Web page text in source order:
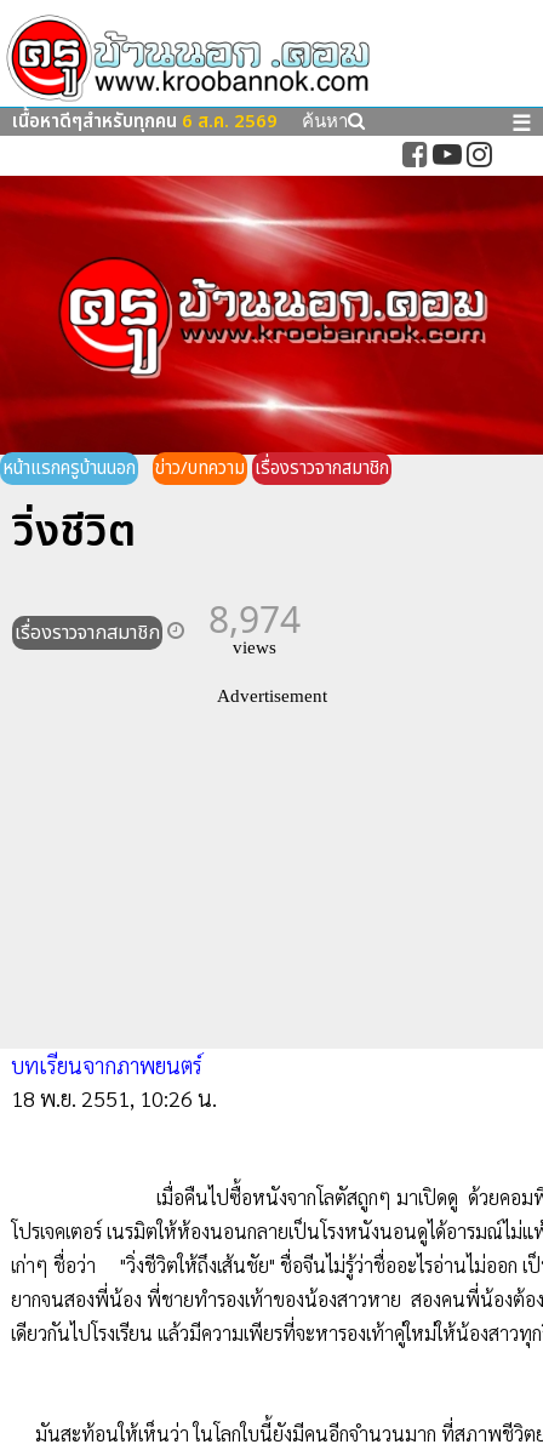
เนื้อหาดีๆสำหรับทุกคน 6 ส.ค. 2569 ค้นหา ☰
หน้าแรกครูบ้านนอก ข่าว/บทความ เรื่องราวจากสมาชิก
วิ่งชีวิต
เรื่องราวจากสมาชิก 8,974
views
Advertisement
บทเรียนจากภาพยนตร์
18 พ.ย. 2551, 10:26 น.
เมื่อคืนไปซื้อหนังจากโลตัสถูกๆ มาเปิดดู ด้วยคอมพิ
โปรเจคเตอร์ เนรมิตให้ห้องนอนกลายเป็นโรงหนังนอนดูได้อารมณ์ไม่แ
เก่าๆ ชื่อว่า "วิ่งชีวิตให้ถึงเส้นชัย" ชื่อจีนไม่รู้ว่าชื่ออะไรอ่านไม่ออก เป็
ยากจนสองพี่น้อง พี่ชายทำรองเท้าของน้องสาวหาย สองคนพี่น้องต้อง
เดียวกันไปโรงเรียน แล้วมีความเพียรที่จะหารองเท้าคู่ใหม่ให้น้องสาวทุ
มันสะท้อนให้เห็นว่า ในโลกใบนี้ยังมีคนอีกจำนวนมาก ที่สภาพชีวิต